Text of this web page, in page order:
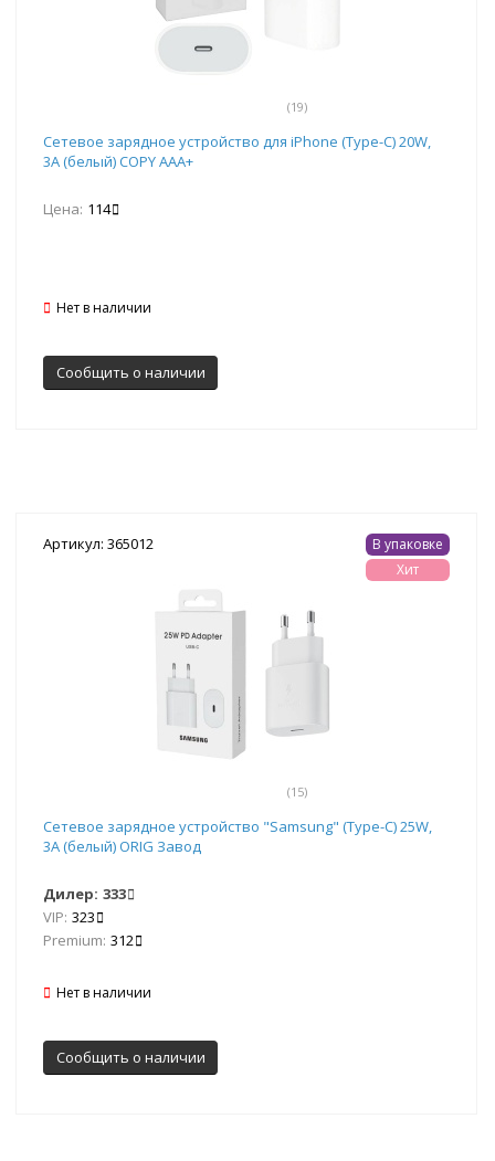
(19)
Сетевое зарядное устройство для iPhone (Type-C) 20W,
3A (белый) COPY AAA+
Цена: 114
Нет в наличии
Сообщить о наличии
Артикул: 365012
(15)
В упаковке
Хит
Сетевое зарядное устройство "Samsung" (Type-C) 25W,
3A (белый) ORIG Завод
Дилер: 333
VIP: 323
Premium: 312
Нет в наличии
Сообщить о наличии